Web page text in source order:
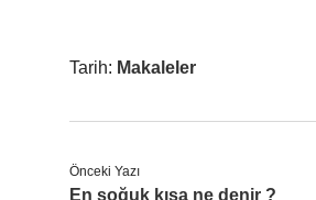
Tarih: Makaleler
Önceki Yazı
En soğuk kışa ne denir ?